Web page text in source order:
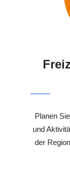
Planen
und
der